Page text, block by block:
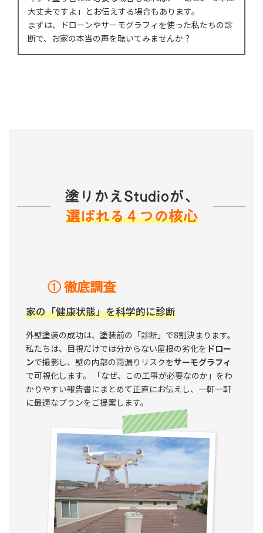
大丈夫ですよ」とお伝えする場合もあります。
まずは、ドローンやサーモグラフィを使った私たちの診
断で、お家の本当の声を聴いてみませんか？
塗りかえStudioが、
選ばれる４つの核心
① 徹底調査
家の「健康状態」を科学的に診断
外壁塗装の成功は、塗装前の「診断」で8割決まります。
私たちは、目視だけでは分からない屋根の劣化を ドロー
ンで撮影し、壁の内部の雨漏りリスクをサーモグラフィ
で可視化します。 「なぜ、この工事が必要なのか」をわ
かりやすい報告書にまとめて正直にお伝えし、一軒一軒
に最適なプランをご提案します。